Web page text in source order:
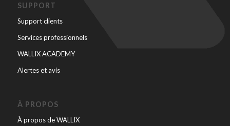
SUPPORT
Support clients
Services professionnels
WALLIX ACADEMY
Alertes et avis
À PROPOS
À propos de WALLIX